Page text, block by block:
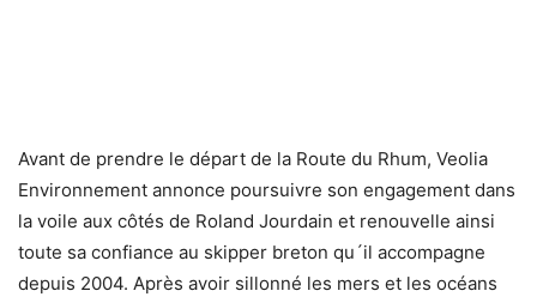
Avant de prendre le départ de la Route du Rhum, Veolia
Environnement annonce poursuivre son engagement dans
la voile aux côtés de Roland Jourdain et renouvelle ainsi
toute sa confiance au skipper breton qu´il accompagne
depuis 2004. Après avoir sillonné les mers et les océans